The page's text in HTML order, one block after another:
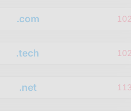
.com
.tech
.net